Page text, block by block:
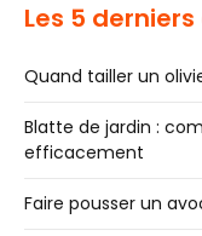
Les 5
Quand tailler un
Blatte de jardin :
efficacement
Faire pousser un